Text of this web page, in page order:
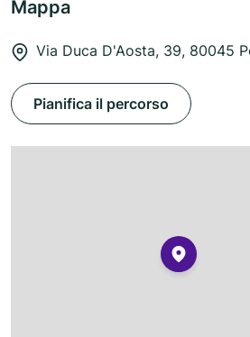
Mappa
Via Duca D'Aosta, 39, 80045
Pianifica il percorso